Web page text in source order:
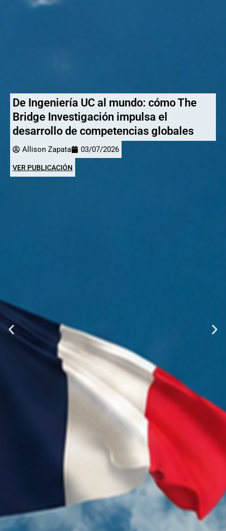
De Ingeniería UC al mundo: cómo The
Bridge Investigación impulsa el
desarrollo de competencias globales
Allison Zapata 03/07/2026
VER PUBLICACIÓN